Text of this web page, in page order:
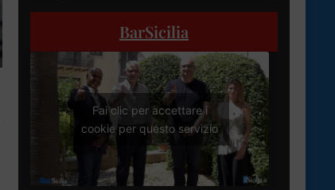
BarSicilia
Fai clic per accettare i
cookie per questo servizio